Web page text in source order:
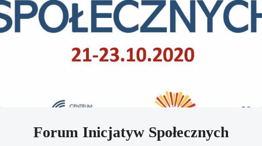
Forum Inicjatyw Społecznych